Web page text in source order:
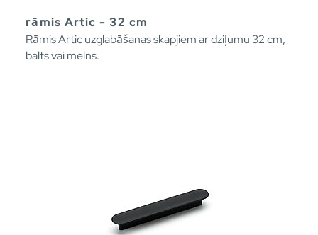
rāmis Artic - 32 cm
Rāmis Artic uzglabāšanas skapjiem ar dziļumu 32 cm,
balts vai melns.